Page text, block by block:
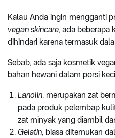
Kalau Anda ingin mengganti
vegan skincare, ada beberapa
dihindari karena termasuk
Sebab, ada saja kosmetik
bahan hewani dalam porsi
Lanolin, merupakan zat
pada produk pelembap
zat minyak yang diambil
Gelatin, biasa ditemukan